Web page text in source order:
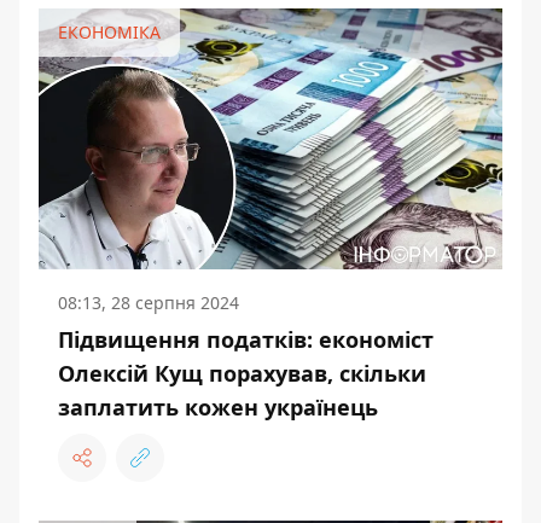
ЕКОНОМІКА
08:13, 28 серпня 2024
Підвищення податків: економіст
Олексій Кущ порахував, скільки
заплатить кожен українець